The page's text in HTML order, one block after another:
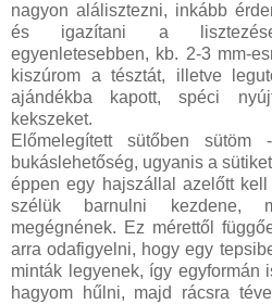
nagyon alálisztezni, inkább
és igazítani a
egyenletesebben, kb. 2-3 mm-
kiszúrom a tésztát, illetve
ajándékba kapott, spéci
kekszeket.
Előmelegített sütőben
bukáslehetőség, ugyanis a
éppen egy hajszállal azelőtt
szélük barnulni kezdene,
megégnének. Ez mérettől
arra odafigyelni, hogy egy
minták legyenek, így egyformán
hagyom hűlni, majd rácsra